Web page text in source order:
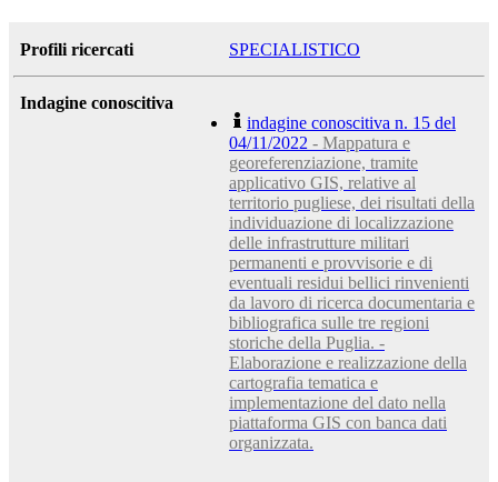
Profili ricercati SPECIALISTICO
Indagine conoscitiva
indagine conoscitiva n. 15 del
04/11/2022 - Mappatura e
georeferenziazione, tramite
applicativo GIS, relative al
territorio pugliese, dei risultati della
individuazione di localizzazione
delle infrastrutture militari
permanenti e provvisorie e di
eventuali residui bellici rinvenienti
da lavoro di ricerca documentaria e
bibliografica sulle tre regioni
storiche della Puglia. -
Elaborazione e realizzazione della
cartografia tematica e
implementazione del dato nella
piattaforma GIS con banca dati
organizzata.